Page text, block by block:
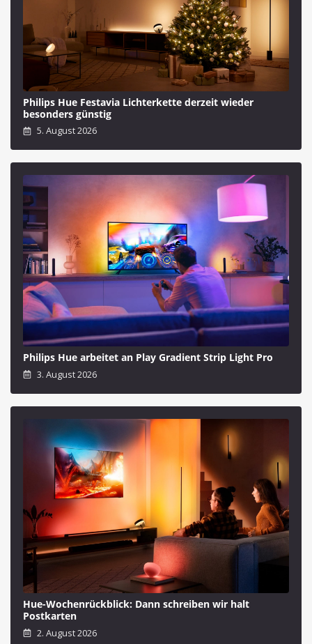
Philips Hue Festavia Lichterkette derzeit wieder
besonders günstig
5. August 2026
Philips Hue arbeitet an Play Gradient Strip Light Pro
3. August 2026
Hue-Wochenrückblick: Dann schreiben wir halt
Postkarten
2. August 2026